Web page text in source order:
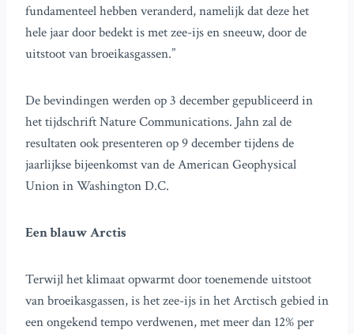
fundamenteel hebben veranderd, namelijk dat deze het
hele jaar door bedekt is met zee-ijs en sneeuw, door de
uitstoot van broeikasgassen.”
De bevindingen werden op 3 december gepubliceerd in
het tijdschrift Nature Communications. Jahn zal de
resultaten ook presenteren op 9 december tijdens de
jaarlijkse bijeenkomst van de American Geophysical
Union in Washington D.C.
Een blauw Arctis
Terwijl het klimaat opwarmt door toenemende uitstoot
van broeikasgassen, is het zee-ijs in het Arctisch gebied in
een ongekend tempo verdwenen, met meer dan 12% per